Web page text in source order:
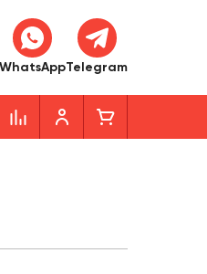
WhatsAppTelegram